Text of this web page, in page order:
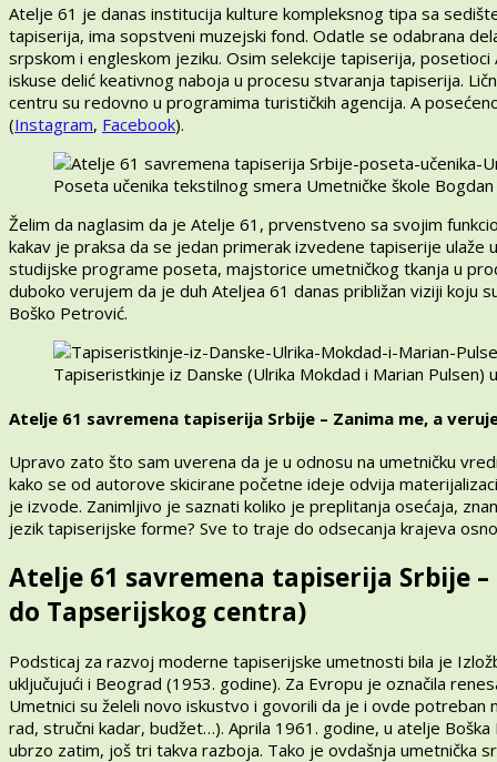
Atelje 61 je danas institucija kulture kompleksnog tipa sa
tapiserija, ima sopstveni muzejski fond. Odatle se odabrana
srpskom i engleskom jeziku. Osim selekcije tapiserija,
iskuse delić keativnog naboja u procesu stvaranja tapiserija.
centru su redovno u programima turističkih agencija. A
(Instagram, Facebook).
Poseta učenika tekstilnog smera Umetničke škole Bogdan
Želim da naglasim da je Atelje 61, prvenstveno sa svojim
kakav je praksa da se jedan primerak izvedene tapiserije ulaže
studijske programe poseta, majstorice umetničkog tkanja u
duboko verujem da je duh Ateljea 61 danas približan viziji koju
Boško Petrović.
Tapiseristkinje iz Danske (Ulrika Mokdad i Marian
Atelje 61 savremena tapiserija Srbije – Zanima me, a
Upravo zato što sam uverena da je u odnosu na umetničku
kako se od autorove skicirane početne ideje odvija
je izvode. Zanimljivo je saznati koliko je preplitanja osećaja,
jezik tapiserijske forme? Sve to traje do odsecanja krajeva
Atelje 61 savremena tapiserija Srbije
do Tapserijskog centra)
Podsticaj za razvoj moderne tapiserijske umetnosti bila je
uključujući i Beograd (1953. godine). Za Evropu je označila
Umetnici su želeli novo iskustvo i govorili da je i ovde
rad, stručni kadar, budžet…). Aprila 1961. godine, u atelje
ubrzo zatim, još tri takva razboja. Tako je ovdašnja umetnička